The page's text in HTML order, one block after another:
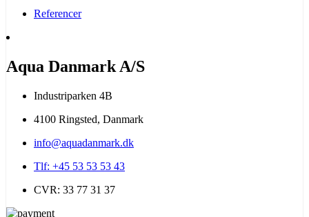
Referencer
Aqua Danmark A/S
Industriparken 4B
4100 Ringsted, Danmark
info@aquadanmark.dk
Tlf: +45 53 53 53 43
CVR: 33 77 31 37